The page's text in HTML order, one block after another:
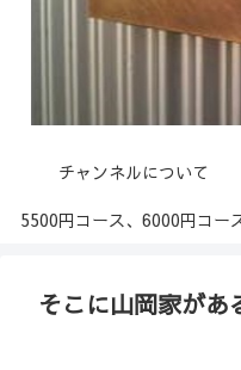
チャンネルについて
5500円コース、6000円コー
そこに山岡家があ